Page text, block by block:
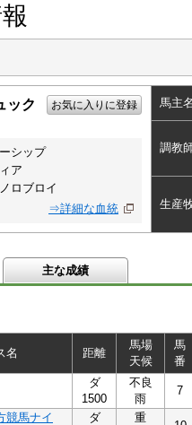
ック お気に入りに登録
シップ
ア
ロブロイ
⇒詳細な血統
馬主名
調教
生産
主な成績
名 距離
馬場
天候
馬
番
ダ
1500
不良
雨
7
競馬ナイ
ダ
重